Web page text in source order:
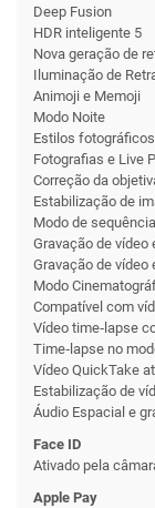
Deep Fusion
HDR inteligente 5
Nova geração de
Iluminação de
Animoji e Memoji
Modo Noite
Estilos
Foto­grafias e Live
Correção da
Estabilização de
Modo de sequência
Gravação de vídeo
Gravação de vídeo
Modo
Compatível com
Vídeo time‑lapse
Time‑lapse no
Vídeo QuickTake
Estabilização de
Áudio Espacial e
Face ID
Ativado pela
Apple Pay